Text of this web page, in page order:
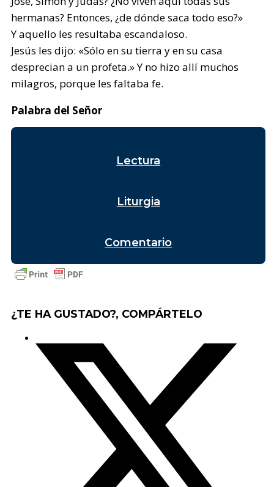
hermanas? Entonces, ¿de dónde saca todo eso?»
Y aquello les resultaba escandaloso.
Jesús les dijo: «Sólo en su tierra y en su casa
desprecian a un profeta.» Y no hizo allí muchos
milagros, porque les faltaba fe.
Palabra del Señor
Lectura
Liturgia
Comentario
¿TE HA GUSTADO?, COMPÁRTELO